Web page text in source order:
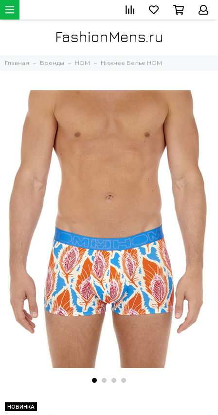
FashionMens.ru
Главная Бренды HOM Нижнее Белье HOM
НОВИНКА